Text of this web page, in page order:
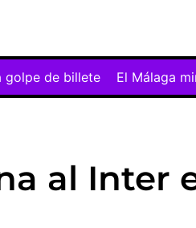
El Málaga mira al
al Inter